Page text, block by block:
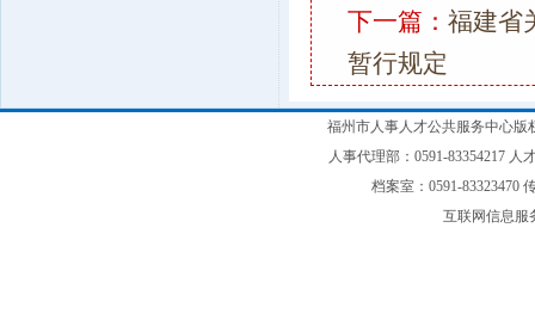
下一篇： 福建省
暂行规定
福州市人事人才公共服务中心版
人事代理部：0591-83354217 人
档案室：0591-83323470
互联网信息服